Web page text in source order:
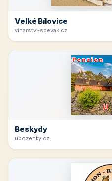
Velké Bílovice
vinarstvi-spevak.cz
Beskydy
ubozenky.cz